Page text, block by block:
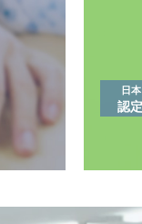
日
認